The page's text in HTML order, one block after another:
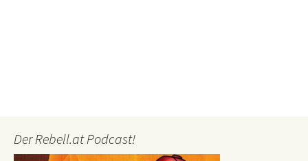
Der Rebell.at Podcast!